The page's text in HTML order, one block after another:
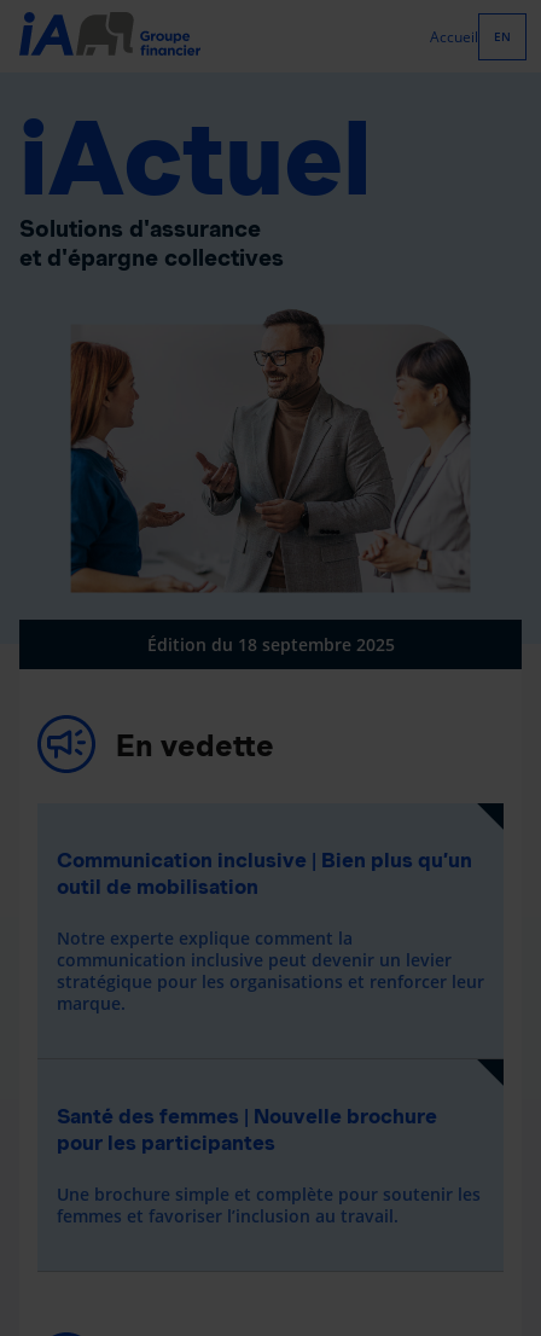
Accueil EN
iActuel
Solutions d'assurance
et d'épargne collectives
Édition du 18 septembre 2025
En vedette
Communication inclusive | Bien plus qu’un
outil de mobilisation
Notre experte explique comment la
communication inclusive peut devenir un levier
stratégique pour les organisations et renforcer leur
marque.
Santé des femmes | Nouvelle brochure
pour les participantes
Une brochure simple et complète pour soutenir les
femmes et favoriser l’inclusion au travail.